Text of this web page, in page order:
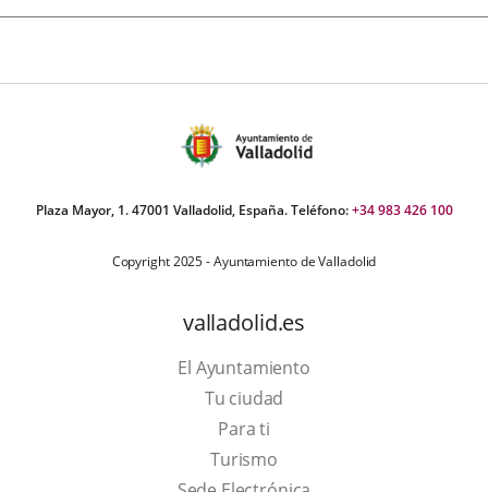
Plaza Mayor, 1. 47001 Valladolid, España. Teléfono:+34 983 426 100
Copyright 2025 - Ayuntamiento de Valladolid
valladolid.es
El Ayuntamiento
Tu ciudad
Para ti
TurismoEste